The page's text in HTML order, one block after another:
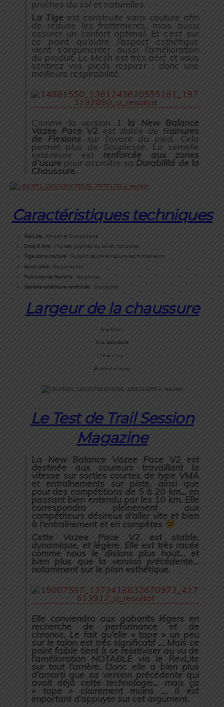
proches du sol et naturelles.
La Tige est construite sans couture afin
de réduire les frottements, mais aussi
assurer un confort optimal. Et c’est sur
ce point qu’outre l’aspect esthétique
vient s’argumenter aussi l’amélioration
du produit. Le Mesh est très aéré et vous
sentirez vos pieds respirer : donc une
meilleure respirabilité.
Comme la version 1 la New Balance
Vazee Pace V2 est dotée de Rainures
de Flexionssur l’avant du pied. Cela
permet plus de Souplesse. La semelle
extérieure est renforcée aux zones
d’usure pour accroître sa Durabilité de la
Chaussure.
Caractéristiques techniques
RevLite : Amorti et Dynamisme
Drop 6 mm : Foulées proches du sol et naturelles
Tige sans couture : Support épuré et réduire les frottements
Mesh aéré : Respirabilité
Rainures de flexions : Souplesse
Semelle extérieure renforcée : Durabilité
Largeur de la chaussure
B = Étroit
D = Standard
2E = Large
4E = Extra large
Le Test de Trail Session
Magazine
La New Balance Vazee Pace V2 est
destinée aux coureurs travaillant la
vitesse sur sorties courtes de type VMA
et entraînements sur piste, ainsi que
pour des compétitions de 5 à 20 km… en
passant bien entendu par les 10 km. Elle
correspondra pleinement aux
compétiteurs désireux d’aller vite et bien
à l’entraînement et en compètes
Cette Vazee Pace V2 est stable,
dynamique, et légère. Elle est très racée
comme nous le disions plus haut… et
bien plus que la version précédente…
notamment sur le plan esthétique.
Elle conviendra aux gabarits légers en
recherche de performance et de
chronos. Le fait qu’elle « tape » un peu
sur le talon est très significatif … Mais ce
point faible tient à se relativiser au vu de
l’amélioration NOTABLE via le RevLite
sur tout l’arrière. Donc elle a bien plus
d’amorti que sa version précédente qui
avait déjà cette technologie… mais ça
« tape » clairement moins … Il est
important d’appuyer sur cet argument.